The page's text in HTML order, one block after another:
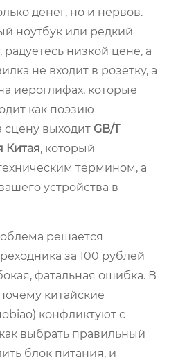
денег, но и нервов.
ноутбук или редкий
радуетесь низкой цене, а
не входит в розетку, а
иероглифах, которые
как поэзию
сцену выходит GB/T
Китая, который
термином, а
устройства в
решается
за 100 рублей
фатальная ошибка. В
китайские
конфликтуют с
выбрать правильный
блок питания, и